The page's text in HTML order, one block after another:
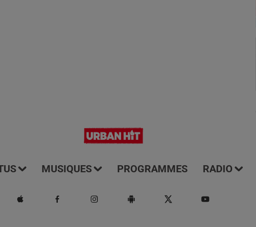
MUSIQUES PROGRAMMES RADIO